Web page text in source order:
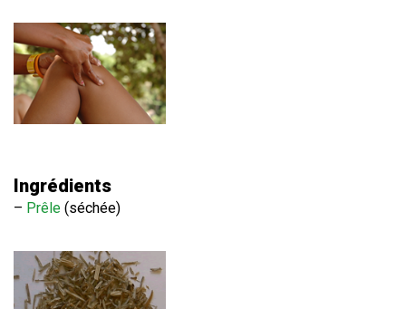
Ingrédients
– Prêle (séchée)